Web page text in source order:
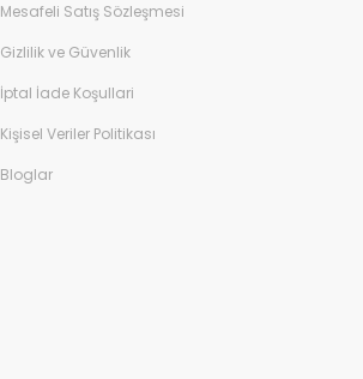
Mesafeli Satış Sözleşmesi
Gizlilik ve Güvenlik
İptal İade Koşullari
Kişisel Veriler Politikası
Bloglar